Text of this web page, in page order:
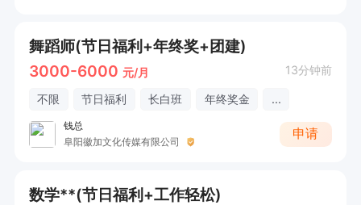
舞蹈师(节日福利+年终奖+团建)
3000-6000 元/月 13分钟前
不限 节日福利 长白班 年终奖金 ...
钱总
阜阳徽加文化传媒有限公司
申请
数学**(节日福利+工作轻松)